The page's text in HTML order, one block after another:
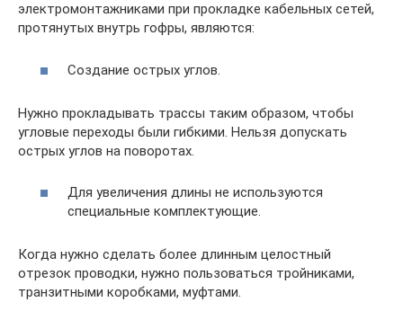
электромонтажниками при прокладке кабельных сетей,
протянутых внутрь гофры, являются:
Создание острых углов.
Нужно прокладывать трассы таким образом, чтобы
угловые переходы были гибкими. Нельзя допускать
острых углов на поворотах.
Для увеличения длины не используются
специальные комплектующие.
Когда нужно сделать более длинным целостный
отрезок проводки, нужно пользоваться тройниками,
транзитными коробками, муфтами.